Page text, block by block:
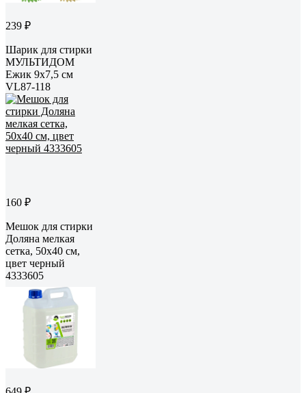
239 ₽
Шарик для стирки
МУЛЬТИДОМ
Ежик 9х7,5 см
VL87-118
160 ₽
Мешок для стирки
Доляна мелкая
сетка, 50х40 см,
цвет черный
4333605